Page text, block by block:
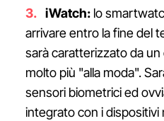
iWatch: lo
arrivare entro la fine del
sarà caratterizzato da
molto più "alla moda".
sensori biometrici ed
integrato con i dispositivi